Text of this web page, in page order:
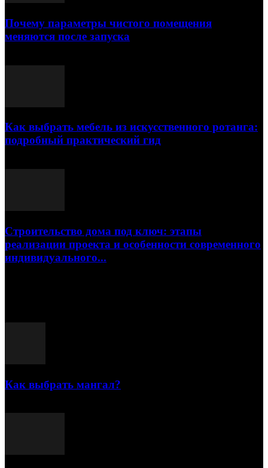
Почему параметры чистого помещения
меняются после запуска
Как выбрать мебель из искусственного ротанга:
подробный практический гид
Строительство дома под ключ: этапы
реализации проекта и особенности современного
индивидуального...
Как выбрать мангал?